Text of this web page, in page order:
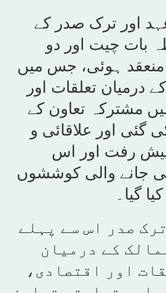
اور ترک صدر کے
بات چیت اور دو
منعقد ہوئی، جس میں
درمیان تعلقات اور
مشترکہ تعاون کے
گئی اور علاقائی و
پیش رفت اور اس
جانے والی کوششوں
گیا۔
صدر اس سے پہلے
کے درمیان
اور اقتصادی،